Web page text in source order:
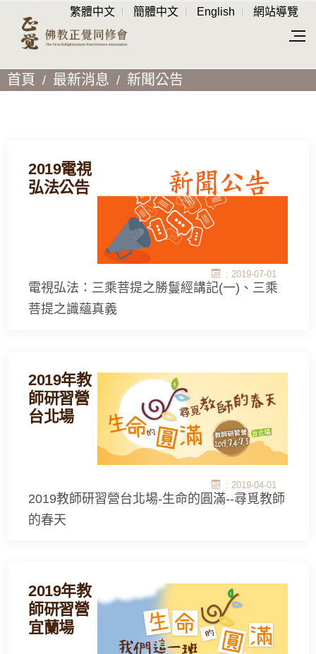
繁體中文 簡體中文 English 網站導覽
首頁 最新消息 新聞公告
2019電視
弘法公告
: 2019-07-01
電視弘法：三乘菩提之勝鬘經講記(一)、三乘
菩提之識蘊真義
2019年教
師研習營
台北場
: 2019-04-01
2019教師研習營台北場-生命的圓滿--尋覓教師
的春天
2019年教
師研習營
宜蘭場